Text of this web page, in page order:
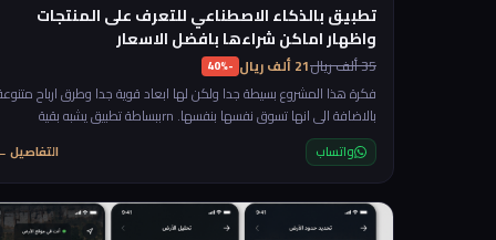
تطبيق بالذكاء الاصطناعي للتعرف على المنتجات
واظهار اماكن شراءها بافضل الاسعار
35 ألف ريال 21 ألف ريال -40%
فكرة هذا المشروع بسيطة جدا ولكن لها ابعاد قوية جدا وطرق ارباح
بالاضافة الى انها تسوق نفسها بنفسها. rnببساطة تطبيق يشبه بقية
تطبيقات الذكاء الاصطناعي لكن مختص في شي واحد وهو تصوير اي منتج
ويعطيك معلومات عنه واماكن الشراء وافضل الاسعار. rnوقبل ان نستمر
في توضيح الفكرة بجاوب على سؤال مهم "ايش يختلف عن ال chatgpt او
بقية تطبيقات الذكاء الاصطناعي" والجواب ببساطة ان التطبيق لك بالكامل
وتتحكم فيه
واتساب التفاصيل